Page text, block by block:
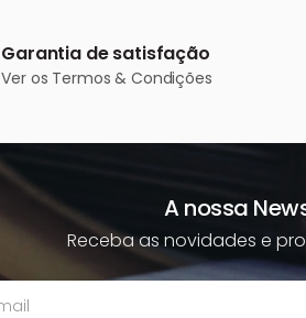
Garantia de satisfação
Ver os Termos & Condições
A nossa
Receba as novidades e